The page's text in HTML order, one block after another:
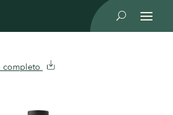
U
completo